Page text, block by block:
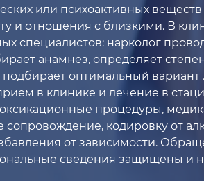
или психоактивных
и отношения с близкими. В
специалистов: нарколог
анамнез, определяет
оптимальный вариант
в клинике и лечение в
процедуры,
сопровождение, кодировку от
от зависимости.
сведения защищены и